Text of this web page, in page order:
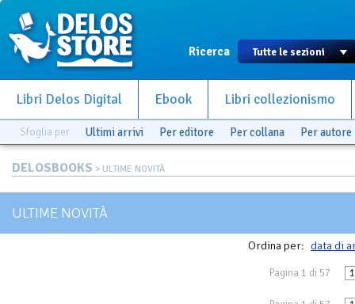
Ricerca
Libri Delos Digital Ebook Libri collezionismo
Sfoglia per Ultimi arrivi Per editore Per collana Per autore
DELOSBOOKS > ULTIME NOVITÀ
ULTIME NOVITÀ
Ordina per: data di
Pagina 1 di 57 1